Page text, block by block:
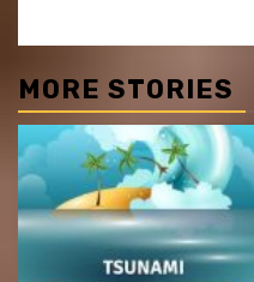
MORE STORIES